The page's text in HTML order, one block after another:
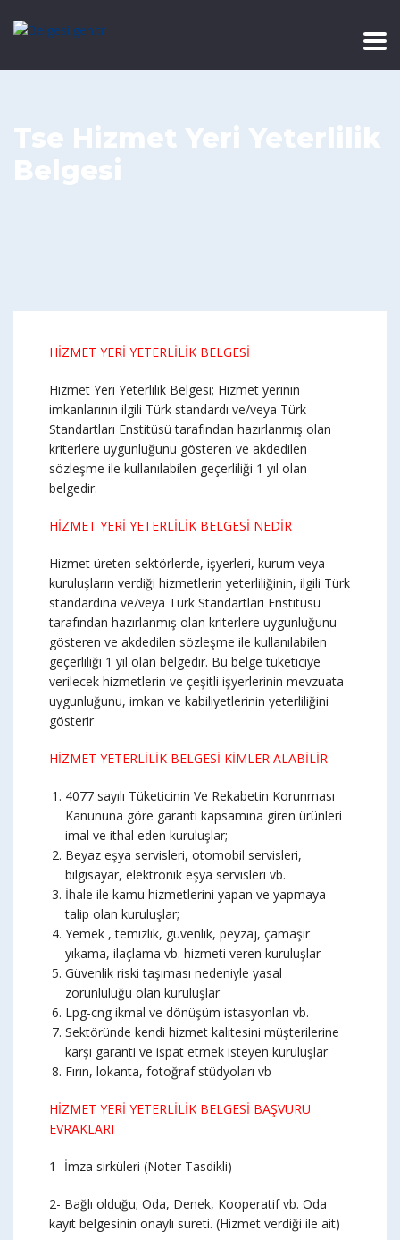
Tse Hizmet Yeri Yeterlilik
Belgesi
HİZMET YERİ YETERLİLİK BELGESİ
Hizmet Yeri Yeterlilik Belgesi; Hizmet yerinin
imkanlarının ilgili Türk standardı ve/veya Türk
Standartları Enstitüsü tarafından hazırlanmış olan
kriterlere uygunluğunu gösteren ve akdedilen
sözleşme ile kullanılabilen geçerliliği 1 yıl olan
belgedir.
HİZMET YERİ YETERLİLİK BELGESİ NEDİR
Hizmet üreten sektörlerde, işyerleri, kurum veya
kuruluşların verdiği hizmetlerin yeterliliğinin, ilgili Türk
standardına ve/veya Türk Standartları Enstitüsü
tarafından hazırlanmış olan kriterlere uygunluğunu
gösteren ve akdedilen sözleşme ile kullanılabilen
geçerliliği 1 yıl olan belgedir. Bu belge tüketiciye
verilecek hizmetlerin ve çeşitli işyerlerinin mevzuata
uygunluğunu, imkan ve kabiliyetlerinin yeterliliğini
gösterir
HİZMET YETERLİLİK BELGESİ KİMLER ALABİLİR
4077 sayılı Tüketicinin Ve Rekabetin Korunması
Kanununa göre garanti kapsamına giren ürünleri
imal ve ithal eden kuruluşlar;
Beyaz eşya servisleri, otomobil servisleri,
bilgisayar, elektronik eşya servisleri vb.
İhale ile kamu hizmetlerini yapan ve yapmaya
talip olan kuruluşlar;
Yemek , temizlik, güvenlik, peyzaj, çamaşır
yıkama, ilaçlama vb. hizmeti veren kuruluşlar
Güvenlik riski taşıması nedeniyle yasal
zorunluluğu olan kuruluşlar
Lpg-cng ikmal ve dönüşüm istasyonları vb.
Sektöründe kendi hizmet kalitesini müşterilerine
karşı garanti ve ispat etmek isteyen kuruluşlar
Fırın, lokanta, fotoğraf stüdyoları vb
HİZMET YERİ YETERLİLİK BELGESİ BAŞVURU
EVRAKLARI
1- İmza sirküleri (Noter Tasdikli)
2- Bağlı olduğu; Oda, Denek, Kooperatif vb. Oda
kayıt belgesinin onaylı sureti. (Hizmet verdiği ile ait)